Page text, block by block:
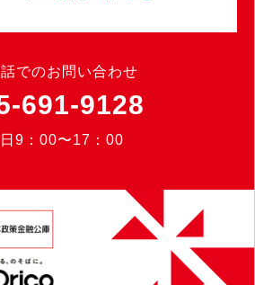
でのお問い合わせ
691-9128
9：00〜17：00